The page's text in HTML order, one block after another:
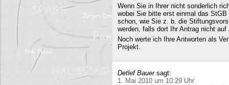
Wenn Sie in Ihrer nicht sonderlich
wobei Sie bitte erst einmal das
schon, wie Sie z. b. die
werden, falls dort Ihr Antrag nicht
Noch werte ich Ihre Antworten als
Projekt.
Detlef Bauer sagt:
1. Mai 2010 um 10:29 Uhr